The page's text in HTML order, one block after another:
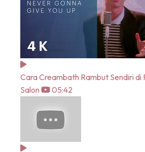
Cara Creambath Rambut Sendiri di
Salon
05:42